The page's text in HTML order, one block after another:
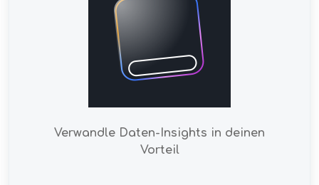
Verwandle Daten-Insights in deinen
Vorteil